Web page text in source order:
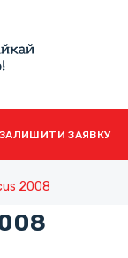
ЗАЛИШИТИ ЗАЯВКУ
2008